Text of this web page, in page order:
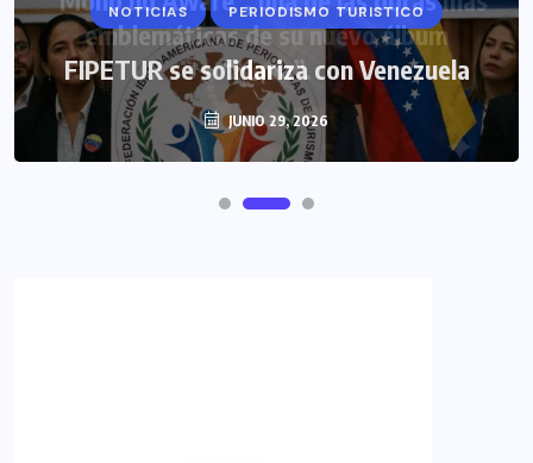
NOTICIAS PERIODISMO TURISTICO
FIPETUR se solidariza con Venezuela
JUNIO 29, 2026